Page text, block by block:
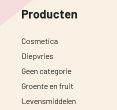
Producten
Cosmetica
Diepvries
Geen categorie
Groente en fruit
Levensmiddelen